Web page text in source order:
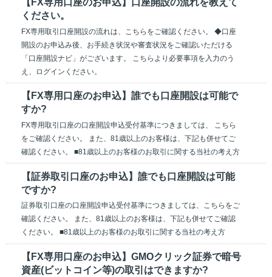
【FX専用口座のお申込】口座開設の流れを教えて
ください。
FX専用取引口座開設の流れは、こちらをご確認ください。 ◆口座
開設のお申込み後、お手続き状況や審査状況をご確認いただける
「口座開設ナビ」がございます。 こちらより必要事項を入力のう
え、ログインください。
【FX専用口座のお申込】誰でも口座開設は可能で
すか?
FX専用取引口座の口座開設申込受付基準につきましては、 こちら
をご確認ください。 また、81歳以上のお客様は、下記も併せてご
確認ください。 ■81歳以上のお客様のお取引に関する当社の考え方
【証券取引口座のお申込】誰でも口座開設は可能
ですか?
証券取引口座の口座開設申込受付基準につきましては、こちらをご
確認ください。 また、81歳以上のお客様は、下記も併せてご確認
ください。 ■81歳以上のお客様のお取引に関する当社の考え方
【FX専用口座のお申込】GMOクリック証券で暗号
資産(ビットコイン等)の取引はできますか?